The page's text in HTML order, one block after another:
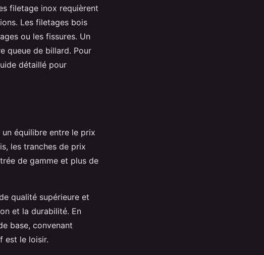
filetage inox requièrent
Les filetages bois
ou les fissures. Un
queue de billard. Pour
détaillé pour
équilibre entre le prix
les tranches de prix
de gamme et plus de
qualité supérieure et
et la durabilité. En
base, convenant
est le loisir.